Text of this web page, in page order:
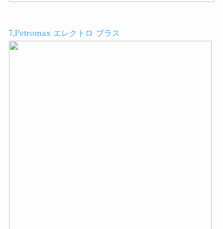
7,Petromax エレクトロ ブラス